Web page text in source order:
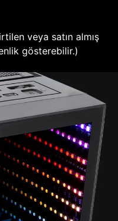
veya satın almış
gösterebilir.)